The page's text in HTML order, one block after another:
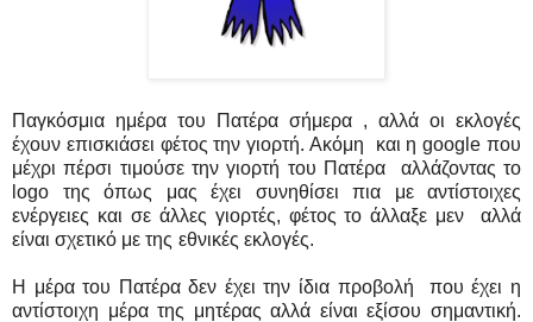
Παγκόσμια ημέρα του Πατέρα σήμερα , αλλά οι εκλογές
έχουν επισκιάσει φέτος την γιορτή. Ακόμη και η google που
μέχρι πέρσι τιμούσε την γιορτή του Πατέρα αλλάζοντας το
logo της όπως μας έχει συνηθίσει πια με αντίστοιχες
ενέργειες και σε άλλες γιορτές, φέτος το άλλαξε μεν αλλά
είναι σχετικό με της εθνικές εκλογές.
Η μέρα του Πατέρα δεν έχει την ίδια προβολή που έχει η
αντίστοιχη μέρα της μητέραςαλλά είναι εξίσου σημαντική.